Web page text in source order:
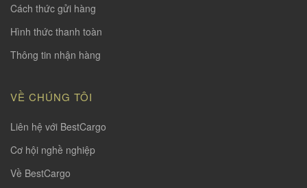
Cách thức gửi hàng
Hình thức thanh toàn
Thông tin nhận hàng
VỀ CHÚNG TÔI
Liên hệ với BestCargo
Cơ hội nghề nghiệp
Về BestCargo